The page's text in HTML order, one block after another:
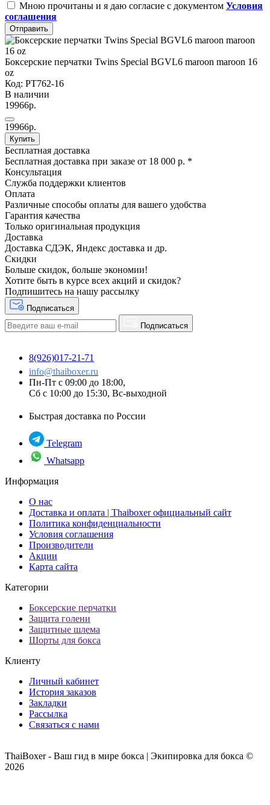
Мною прочитаны и я даю согласие с документом Условия
соглашения
Отправить
Боксерские перчатки Twins Special BGVL6 maroon maroon 16
oz
Код: PT762-16
В наличии
19966р.
19966р.
Купить
Бесплатная доставка
Бесплатная доставка при заказе от 18 000 р. *
Консультация
Служба поддержки клиентов
Оплата
Различные способы оплаты для вашего удобства
Гарантия качества
Только оригинальная продукция
Доставка
Доставка СДЭК, Яндекс доставка и др.
Скидки
Больше скидок, больше экономии!
Хотите быть в курсе всех акций и скидок?
Подпишитесь на нашу рассылку
Подписаться
Подписаться
8(926)017-21-71
info@thaiboxer.ru
Пн-Пт с 09:00 до 18:00,
Сб с 10:00 до 15:30, Вс-выходной
Быстрая доставка по России
Telegram
Whatsapp
Информация
О нас
Доставка и оплата | Thaiboxer официальный сайт
Политика конфиденциальности
Условия соглашения
Производители
Акции
Карта сайта
Категории
Боксерские перчатки
Защита голени
Защитные шлема
Шорты для бокса
Клиенту
Личный кабинет
История заказов
Закладки
Рассылка
Связаться с нами
ThaiBoxer - Ваш гид в мире бокса | Экипировка для бокса ©
2026